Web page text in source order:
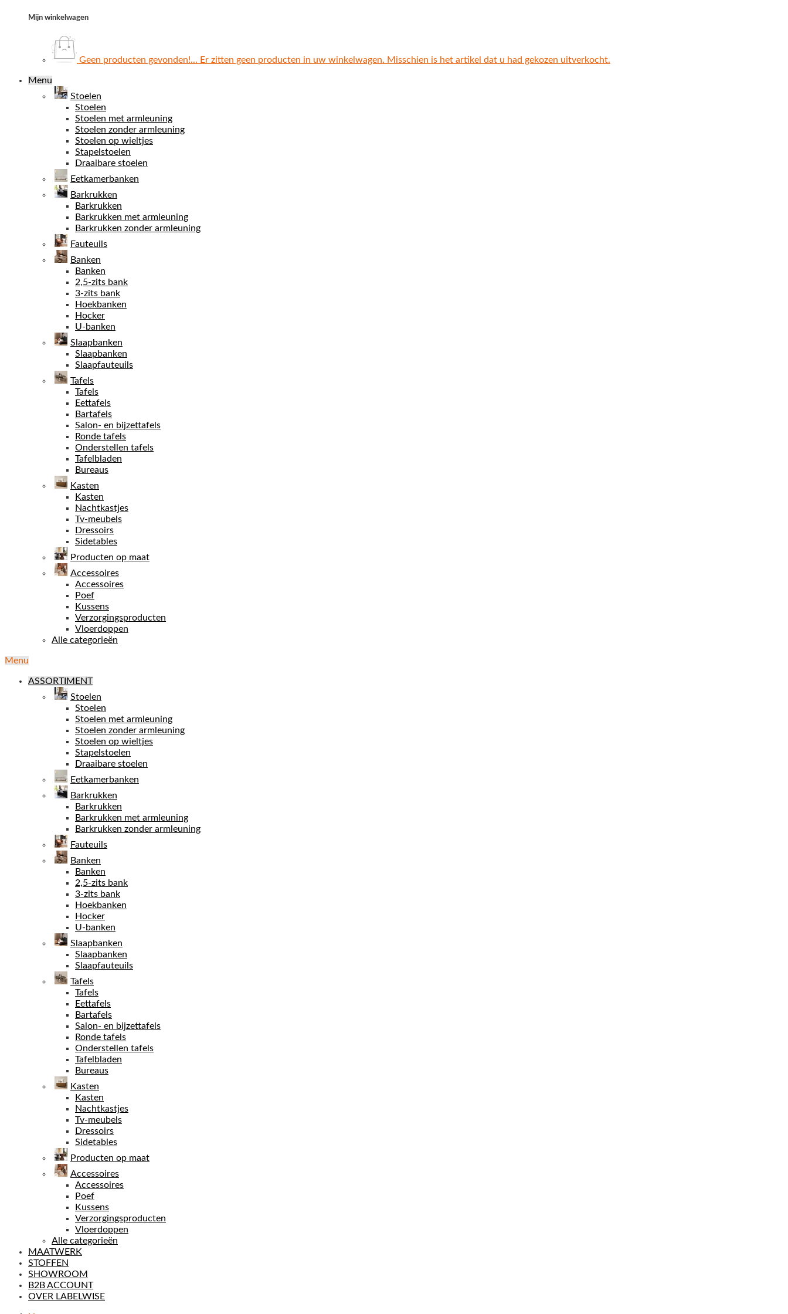
Mijn winkelwagen
Geen producten gevonden!... Er zitten geen producten in uw winkelwagen. Misschien is het artikel dat u had gekozen uitverkocht.
Menu
Stoelen
Stoelen
Stoelen met armleuning
Stoelen zonder armleuning
Stoelen op wieltjes
Stapelstoelen
Draaibare stoelen
Eetkamerbanken
Barkrukken
Barkrukken
Barkrukken met armleuning
Barkrukken zonder armleuning
Fauteuils
Banken
Banken
2,5-zits bank
3-zits bank
Hoekbanken
Hocker
U-banken
Slaapbanken
Slaapbanken
Slaapfauteuils
Tafels
Tafels
Eettafels
Bartafels
Salon- en bijzettafels
Ronde tafels
Onderstellen tafels
Tafelbladen
Bureaus
Kasten
Kasten
Nachtkastjes
Tv-meubels
Dressoirs
Sidetables
Producten op maat
Accessoires
Accessoires
Poef
Kussens
Verzorgingsproducten
Vloerdoppen
Alle categorieën
Menu
ASSORTIMENT
Stoelen
Stoelen
Stoelen met armleuning
Stoelen zonder armleuning
Stoelen op wieltjes
Stapelstoelen
Draaibare stoelen
Eetkamerbanken
Barkrukken
Barkrukken
Barkrukken met armleuning
Barkrukken zonder armleuning
Fauteuils
Banken
Banken
2,5-zits bank
3-zits bank
Hoekbanken
Hocker
U-banken
Slaapbanken
Slaapbanken
Slaapfauteuils
Tafels
Tafels
Eettafels
Bartafels
Salon- en bijzettafels
Ronde tafels
Onderstellen tafels
Tafelbladen
Bureaus
Kasten
Kasten
Nachtkastjes
Tv-meubels
Dressoirs
Sidetables
Producten op maat
Accessoires
Accessoires
Poef
Kussens
Verzorgingsproducten
Vloerdoppen
Alle categorieën
MAATWERK
STOFFEN
SHOWROOM
B2B ACCOUNT
OVER LABELWISE